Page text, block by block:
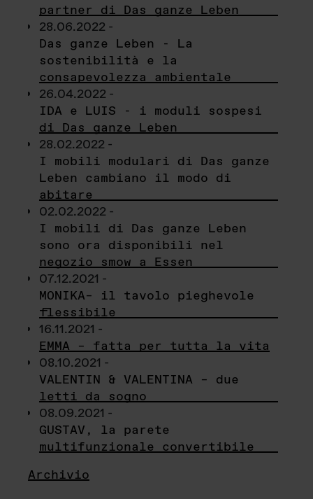
partner di Das ganze Leben
28.06.2022 -
Das ganze Leben - La
sostenibilità e la
consapevolezza ambientale
26.04.2022 -
IDA e LUIS - i moduli sospesi
di Das ganze Leben
28.02.2022 -
I mobili modulari di Das ganze
Leben cambiano il modo di
abitare
02.02.2022 -
I mobili di Das ganze Leben
sono ora disponibili nel
negozio smow a Essen
07.12.2021 -
MONIKA– il tavolo pieghevole
flessibile
16.11.2021 -
EMMA – fatta per tutta la vita
08.10.2021 -
VALENTIN & VALENTINA – due
letti da sogno
08.09.2021 -
GUSTAV, la parete
multifunzionale convertibile
Archivio